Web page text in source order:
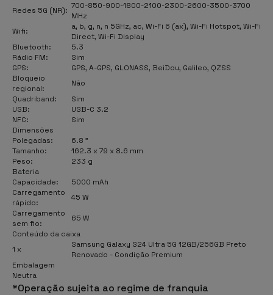
Redes 5G (NR): 700-850-900-1800-2100-2300-2600-3500-3700
MHz
Wifi:
a, b, g, n, n 5GHz, ac, Wi-Fi 6 (ax), Wi-Fi Hotspot, Wi-Fi
Direct, Wi-Fi Display
Bluetooth:
5.3
Rádio FM:
Sim
GPS:
GPS, A-GPS, GLONASS, BeiDou, Galileo, QZSS
Bloqueio
regional:
Não
Quadriband:
Sim
USB:
USB-C 3.2
NFC:
Sim
Dimensões
Polegadas:
6.8 "
Tamanho:
162.3 x 79 x 8.6 mm
Peso:
233 g
Bateria
Capacidade:
5000 mAh
Carregamento
rápido:
45 W
Carregamento
sem fio:
65 W
Conteúdo da caixa
1 x
Samsung Galaxy S24 Ultra 5G 12GB/256GB Preto
Renovado - Condição Premium
Embalagem
Neutra
*Operação sujeita ao regime de franquia